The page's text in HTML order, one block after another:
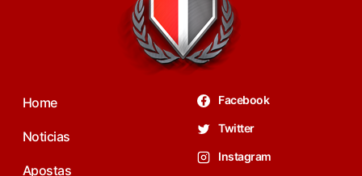
Home
Noticias
Apostas
Facebook
Twitter
Instagram